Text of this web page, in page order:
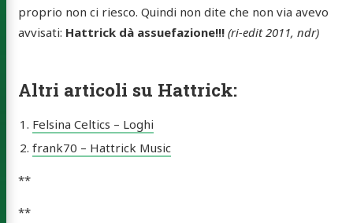
proprio non ci riesco. Quindi non dite che non via avevo
avvisati: Hattrick dà assuefazione!!! (ri-edit 2011, ndr)
Altri articoli su Hattrick:
Felsina Celtics – Loghi
frank70 – Hattrick Music
**
**
MP3